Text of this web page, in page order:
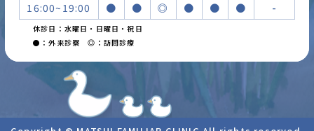
16:00~19:00
● ● ◎ ● ● ● -
休診日：水曜日・日曜日・祝日
●：外来診察 ◎：訪問診療